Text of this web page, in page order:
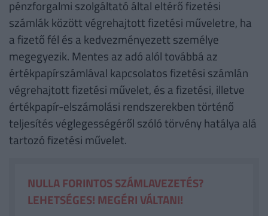
pénzforgalmi szolgáltató által eltérő fizetési
számlák között végrehajtott fizetési műveletre, ha
a fizető fél és a kedvezményezett személye
megegyezik. Mentes az adó alól továbbá az
értékpapírszámlával kapcsolatos fizetési számlán
végrehajtott fizetési művelet, és a fizetési, illetve
értékpapír-elszámolási rendszerekben történő
teljesítés véglegességéről szóló törvény hatálya alá
tartozó fizetési művelet.
NULLA FORINTOS SZÁMLAVEZETÉS?
LEHETSÉGES! MEGÉRI VÁLTANI!